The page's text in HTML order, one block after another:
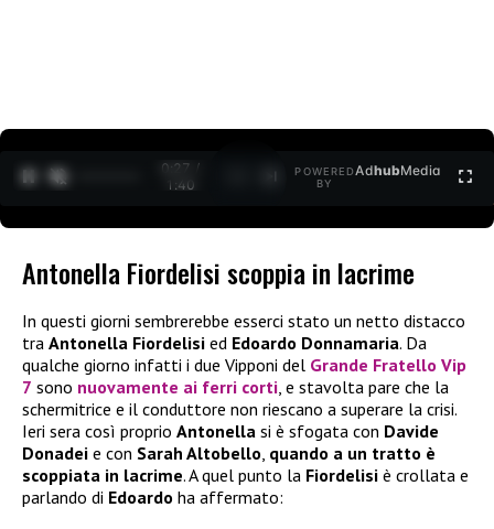
0:28 /
1:40
POWERED
BY
AdhubMedia
Antonella Fiordelisi scoppia in lacrime
In questi giorni sembrerebbe esserci stato un netto distacco
tra Antonella Fiordelisi ed Edoardo Donnamaria. Da
qualche giorno infatti i due Vipponi del Grande Fratello Vip
7 sono nuovamente ai ferri corti, e stavolta pare che la
schermitrice e il conduttore non riescano a superare la crisi.
Ieri sera così proprio Antonella si è sfogata con Davide
Donadei e con Sarah Altobello, quando a un tratto è
scoppiata in lacrime. A quel punto la Fiordelisi è crollata e
parlando di Edoardo ha affermato: